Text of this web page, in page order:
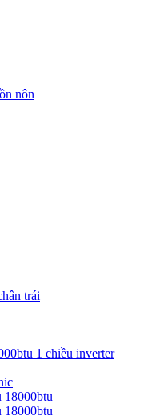
nôn
trái
1 chiều inverter
18000btu
18000btu